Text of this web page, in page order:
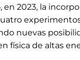
en 2023, la
nuevas
física de altas